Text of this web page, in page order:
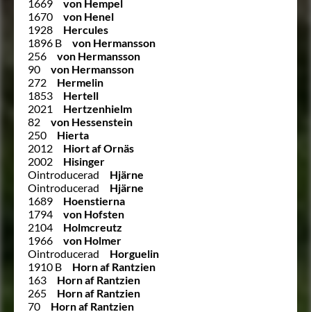
1669
von Hempel
1670
von Henel
1928
Hercules
1896 B
von Hermansson
256
von Hermansson
90
von Hermansson
272
Hermelin
1853
Hertell
2021
Hertzenhielm
82
von Hessenstein
250
Hierta
2012
Hiort af Ornäs
2002
Hisinger
Ointroducerad
Hjärne
Ointroducerad
Hjärne
1689
Hoenstierna
1794
von Hofsten
2104
Holmcreutz
1966
von Holmer
Ointroducerad
Horguelin
1910 B
Horn af Rantzien
163
Horn af Rantzien
265
Horn af Rantzien
70
Horn af Rantzien